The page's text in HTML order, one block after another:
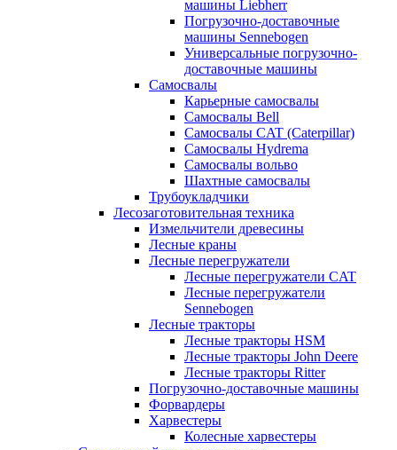
машины Liebherr
Погрузочно-доставочные
машины Sennebogen
Универсальные погрузочно-
доставочные машины
Самосвалы
Карьерные самосвалы
Самосвалы Bell
Самосвалы CAT (Caterpillar)
Самосвалы Hydrema
Самосвалы вольво
Шахтные самосвалы
Трубоукладчики
Лесозаготовительная техника
Измельчители древесины
Лесные краны
Лесные перегружатели
Лесные перегружатели CAT
Лесные перегружатели
Sennebogen
Лесные тракторы
Лесные тракторы HSM
Лесные тракторы John Deere
Лесные тракторы Ritter
Погрузочно-доставочные машины
Форвардеры
Харвестеры
Колесные харвестеры